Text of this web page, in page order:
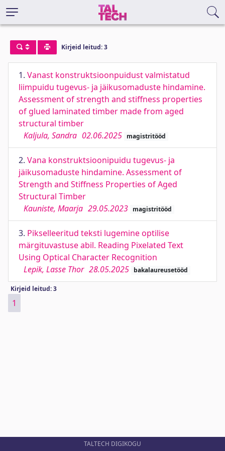
Kirjeid leitud: 3
1. Vanast konstruktsioonpuidust valmistatud
liimpuidu tugevus- ja jäikusomaduste hindamine.
Assessment of strength and stiffness properties
of glued laminated timber made from aged
structural timber
Kaljula, Sandra 02.06.2025 magistritööd
2. Vana konstruktsioonipuidu tugevus- ja
jäikusomaduste hindamine. Assessment of
Strength and Stiffness Properties of Aged
Structural Timber
Kauniste, Maarja 29.05.2023 magistritööd
3. Pikselleeritud teksti lugemine optilise
märgituvastuse abil. Reading Pixelated Text
Using Optical Character Recognition
Lepik, Lasse Thor 28.05.2025 bakalaureusetööd
Kirjeid leitud: 3
1
TALTECH DIGIKOGU